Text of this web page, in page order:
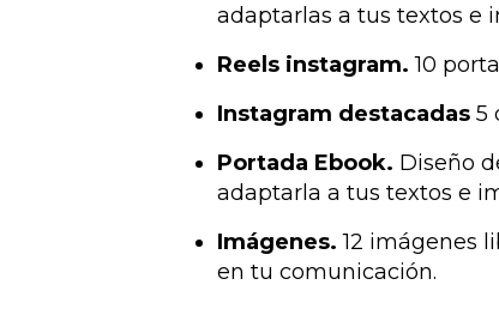
adaptarlas a tus textos e
Reels instagram. 10
Instagram destacadas 5
Portada Ebook. Diseño
adaptarla a tus textos e
Imágenes. 12 imágenes
en tu comunicación.